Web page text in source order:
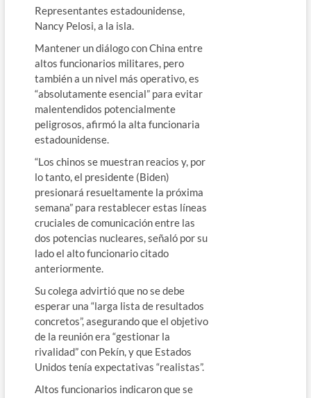
Representantes estadounidense,
Nancy Pelosi, a la isla.
Mantener un diálogo con China entre
altos funcionarios militares, pero
también a un nivel más operativo, es
“absolutamente esencial” para evitar
malentendidos potencialmente
peligrosos, afirmó la alta funcionaria
estadounidense.
“Los chinos se muestran reacios y, por
lo tanto, el presidente (Biden)
presionará resueltamente la próxima
semana” para restablecer estas líneas
cruciales de comunicación entre las
dos potencias nucleares, señaló por su
lado el alto funcionario citado
anteriormente.
Su colega advirtió que no se debe
esperar una “larga lista de resultados
concretos”, asegurando que el objetivo
de la reunión era “gestionar la
rivalidad” con Pekín, y que Estados
Unidos tenía expectativas “realistas”.
Altos funcionarios indicaron que se